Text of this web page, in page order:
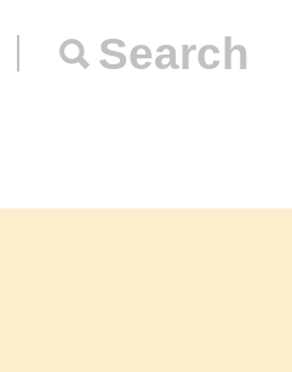
Search